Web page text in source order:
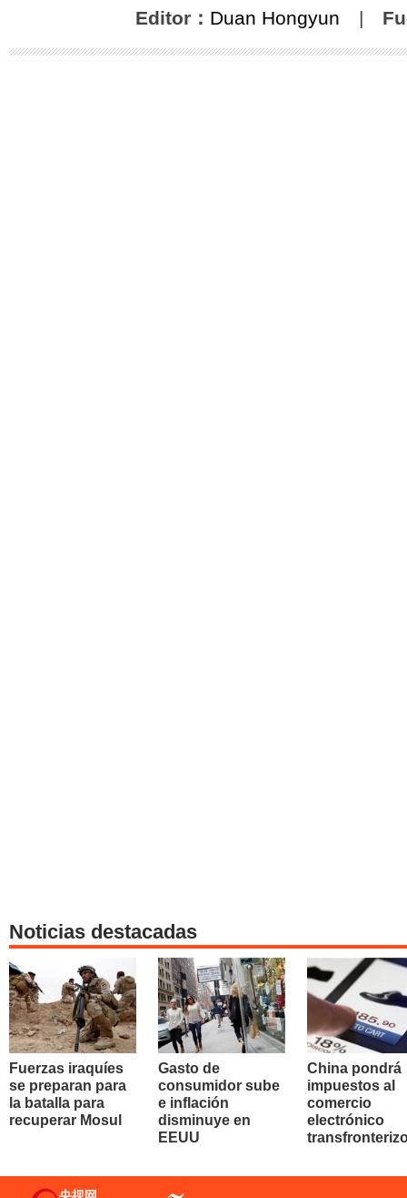
Editor： Duan Hongyun |
Noticias destacadas
Fuerzas iraquíes
se preparan para
la batalla para
recuperar Mosul
Gasto de
consumidor sube
e inflación
disminuye en
EEUU
China pondrá
impuestos al
comercio
electrónico